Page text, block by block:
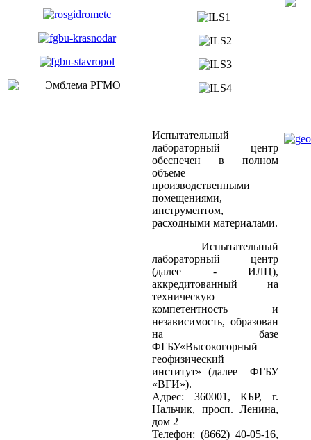
Испытательный
лабораторный центр
обеспечен в полном
объеме
производственными
помещениями,
инструментом,
расходными материалами.
Испытательный
лабораторный центр
(далее - ИЛЦ),
аккредитованный на
техническую
компетентность и
независимость, образован
на базе
ФГБУ«Высокогорный
геофизический
институт» (далее – ФГБУ
«ВГИ»).
Адрес: 360001, КБР, г.
Нальчик, просп. Ленина,
дом 2
Телефон: (8662) 40-05-16,